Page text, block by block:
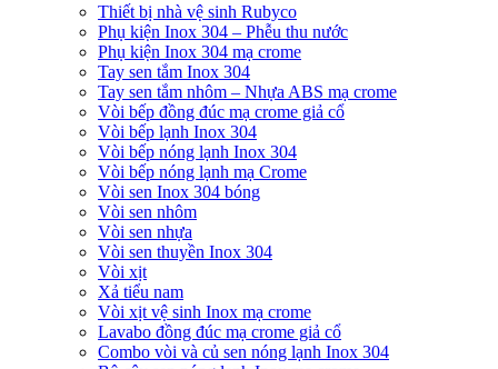
Thiết bị nhà vệ sinh Rubyco
Phụ kiện Inox 304 – Phễu thu nước
Phụ kiện Inox 304 mạ crome
Tay sen tắm Inox 304
Tay sen tắm nhôm – Nhựa ABS mạ crome
Vòi bếp đồng đúc mạ crome giả cổ
Vòi bếp lạnh Inox 304
Vòi bếp nóng lạnh Inox 304
Vòi bếp nóng lạnh mạ Crome
Vòi sen Inox 304 bóng
Vòi sen nhôm
Vòi sen nhựa
Vòi sen thuyền Inox 304
Vòi xịt
Xả tiểu nam
Vòi xịt vệ sinh Inox mạ crome
Lavabo đồng đúc mạ crome giả cổ
Combo vòi và củ sen nóng lạnh Inox 304